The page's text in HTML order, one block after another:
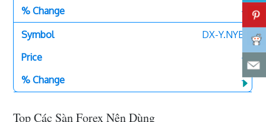
-
DX-Y.NYB
-
-
Top Các Sàn Forex Nên Dùng